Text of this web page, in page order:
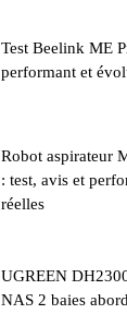
Test Beelink ME
performant et
Robot aspirateur
: test, avis et
réelles
UGREEN
NAS 2 baies